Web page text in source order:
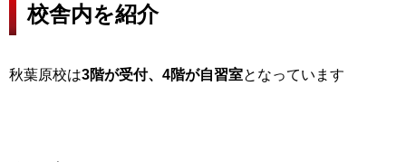
校舎内を紹介
秋葉原校は3階が受付、4階が自習室となっています